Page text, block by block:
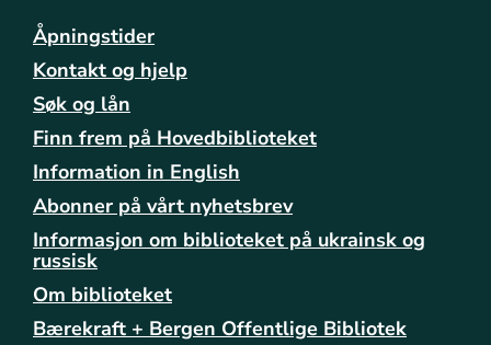
Åpningstider
Kontakt og hjelp
Søk og lån
Finn frem på Hovedbiblioteket
Information in English
Abonner på vårt nyhetsbrev
Informasjon om biblioteket på ukrainsk og
russisk
Om biblioteket
Bærekraft + Bergen Offentlige Bibliotek